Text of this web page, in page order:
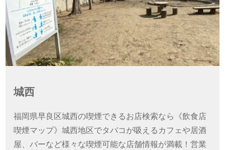
城西
福岡県早良区城西の喫煙できるお店検索なら《飲食店
喫煙マップ》城西地区でタバコが吸えるカフェや居酒
屋、バーなど様々な喫煙可能な店舗情報が満載！営業